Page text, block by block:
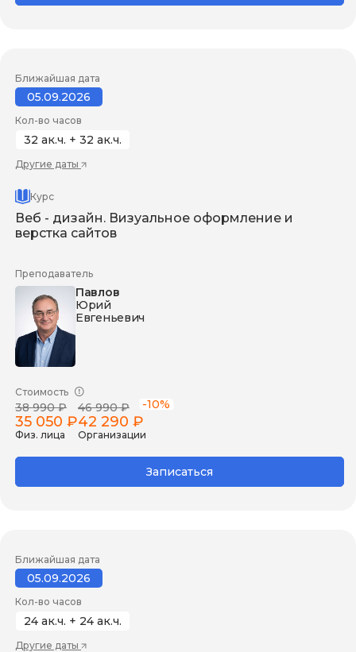
Ближайшая дата
05.09.2026
Кол-во часов
32 ак.ч. + 32 ак.ч.
Другие даты
Курс
Веб - дизайн. Визуальное оформление и
верстка сайтов
Преподаватель
Павлов
Юрий
Евгеньевич
Стоимость
38 990 ₽
35 050 ₽
Физ. лица
46 990 ₽ -10%
42 290 ₽
Организации
Записаться
Ближайшая дата
05.09.2026
Кол-во часов
24 ак.ч. + 24 ак.ч.
Другие даты